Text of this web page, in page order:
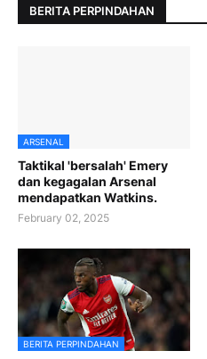
BERITA PERPINDAHAN
ARSENAL
Taktikal 'bersalah' Emery
dan kegagalan Arsenal
mendapatkan Watkins.
February 02, 2025
BERITA PERPINDAHAN